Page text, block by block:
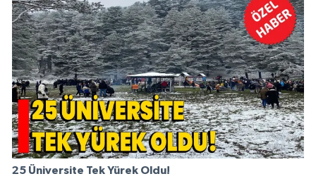
25 Üniversite Tek Yürek Oldu!